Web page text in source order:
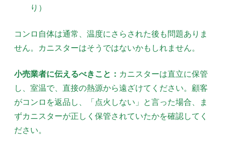
り）
コンロ自体は通常、温度にさらされた後も問題ありま
せん。カニスターはそうではないかもしれません。
小売業者に伝えるべきこと： カニスターは直立に保管
し、室温で、直接の熱源から遠ざけてください。顧客
がコンロを返品し、「点火しない」と言った場合、ま
ずカニスターが正しく保管されていたかを確認してく
ださい。